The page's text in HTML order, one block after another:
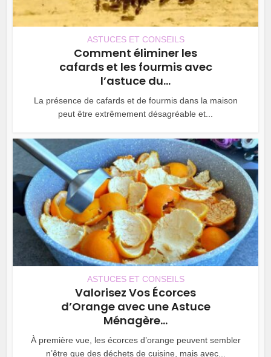
ASTUCES ET CONSEILS
Comment éliminer les
cafards et les fourmis avec
l’astuce du...
La présence de cafards et de fourmis dans la maison
peut être extrêmement désagréable et...
ASTUCES ET CONSEILS
Valorisez Vos Écorces
d’Orange avec une Astuce
Ménagère...
À première vue, les écorces d’orange peuvent sembler
n’être que des déchets de cuisine, mais avec...